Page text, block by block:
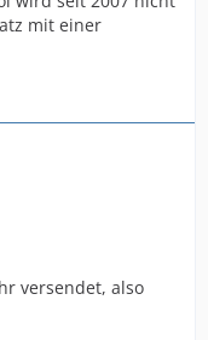
mit einer
versendet, also